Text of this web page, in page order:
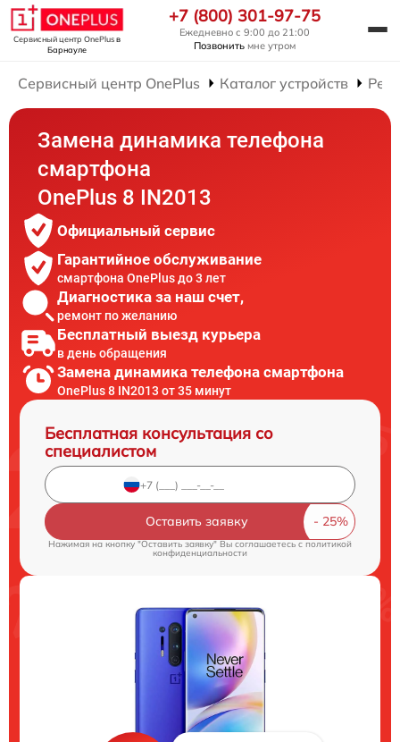
Сервисный центр OnePlusв
Барнауле
+7 (800) 301-97-75
Ежедневно с 9:00 до 21:00
Позвонить мне утром
Сервисный центр OnePlus Каталог устройств
Замена динамика телефона
смартфона
OnePlus 8 IN2013
Официальный сервис
Гарантийное обслуживание
смартфона OnePlus до 3 лет
Диагностика за наш счет,
ремонт по желанию
Бесплатный выезд курьера
в день обращения
Замена динамика телефона смартфона
OnePlus 8 IN2013 от 35 минут
Бесплатная консультация со
специалистом
Оставить заявку
Нажимая на кнопку "Оставить заявку" Вы соглашаетесь c политикой
конфиденциальности